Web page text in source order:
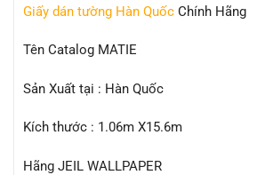
Giấy dán tường Hàn Quốc Chính Hãng
Tên Catalog MATIE
Sản Xuất tại : Hàn Quốc
Kích thước : 1.06m X15.6m
Hãng JEIL WALLPAPER